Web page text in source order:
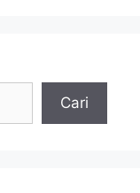
Cari